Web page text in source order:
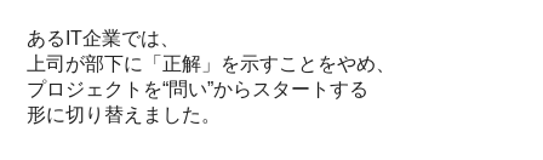
あるIT企業では、
上司が部下に「正解」を示すことをやめ、
プロジェクトを“問い”からスタートする
形に切り替えました。